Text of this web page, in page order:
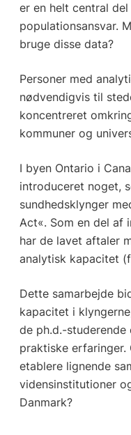
er en helt central
populationsansvar.
bruge disse data?
Personer med
nødvendigvis til
koncentreret
kommuner og
I byen Ontario i
introduceret noget,
sundhedsklynger
Act«. Som en del af
har de lavet aftaler
analytisk kapacitet
Dette samarbejde
kapacitet i
de ph.d.-
praktiske erfaringer.
etablere lignende
vidensinstitutioner
Danmark?